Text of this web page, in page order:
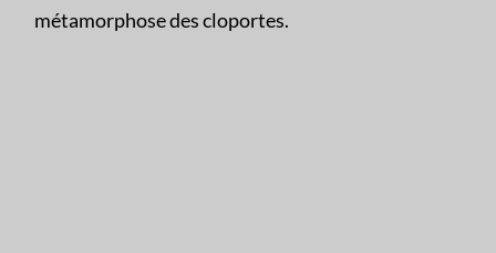
métamorphose des cloportes.